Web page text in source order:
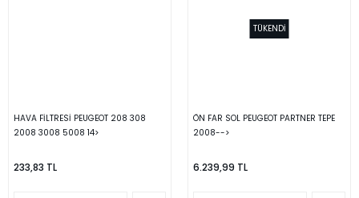
HAVA FİLTRESİ PEUGEOT 208 308
2008 3008 5008 14>
233,83 TL
TÜKENDİ
ÖN FAR SOL PEUGEOT PARTNER TEPE
2008-->
6.239,99 TL